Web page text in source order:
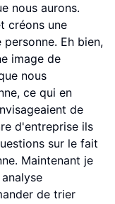
nous aurons.
créons une
Eh bien,
image de
nous
ce qui en
de
d'entreprise ils
sur le fait
Maintenant je
de trier